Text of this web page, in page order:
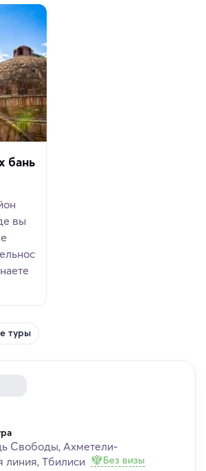
бань
вы
туры
Свободы, Ахметели-
линия, Тбилиси
Без визы